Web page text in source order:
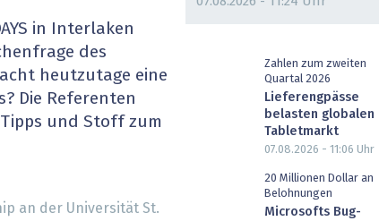
wird digital
Artificial Intelligence
Finance 2030
Fintech & Insurtech
Professional AV & Digital Signage
in Interlaken
des
heutzutage eine
Die Referenten
und Stoff zum
an der Universität St.
Zahlen zum zweiten
Quartal 2026
Lieferengpässe
belasten globalen
Tabletmarkt
07.08.2026 - 11:06 Uhr
20 Millionen Dollar an
Belohnungen
Microsofts Bug-